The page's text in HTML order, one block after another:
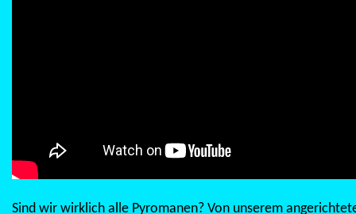
Sind wir wirklich alle Pyromanen? Von unserem